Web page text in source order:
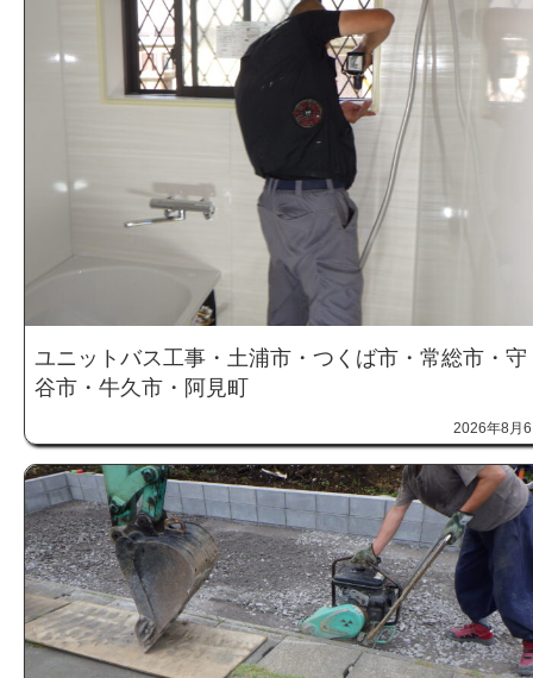
ユニットバス工事・土浦市・つくば市・常総市・守
谷市・牛久市・阿見町
2026年8月